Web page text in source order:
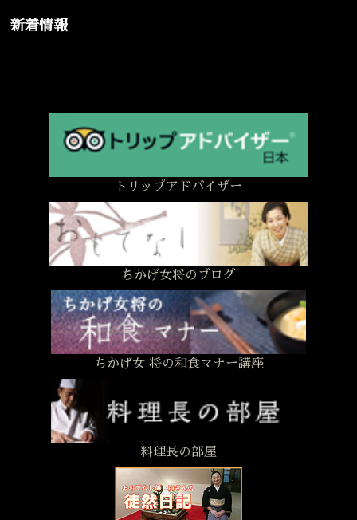
新着情報
トリップアドバイザー
ちかげ女将のブログ
ちかげ女 将の和食マナー講座
料理長の部屋